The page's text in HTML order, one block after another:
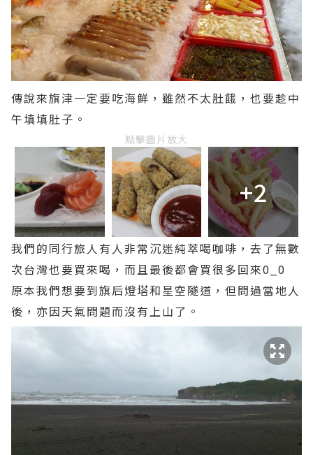
傳說來旗津一定要吃海鮮，雖然不太肚餓，也要趁中
午填填肚子。
點擊圖片放大
+2
我們的同行旅人有人非常沉迷純萃喝咖啡，去了無數
次台灣也要買來喝，而且最後都會買很多回來0_0
原本我們想要到旗后燈塔和星空隧道，但問過當地人
後，亦因天氣問題而沒有上山了。